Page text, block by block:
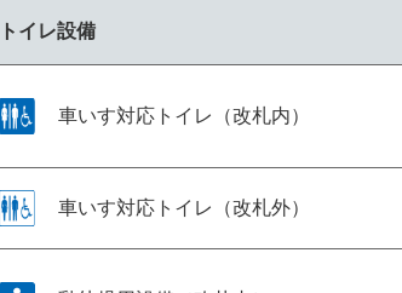
トイレ設備
車いす対応トイレ（改札内）
車いす対応トイレ（改札外）